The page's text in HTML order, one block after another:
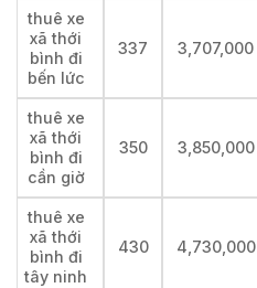
thuê xe
xã thới
bình đi
bến lức
337 3,707,000
thuê xe
xã thới
bình đi
cần giờ
350 3,850,000
thuê xe
xã thới
bình đi
tây ninh
430 4,730,000